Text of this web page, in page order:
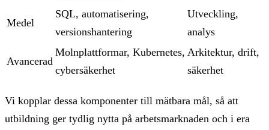
Medel
SQL, automatisering,
versionshantering
Utveckling,
analys
Avancerad
Molnplattformar, Kubernetes,
cybersäkerhet
Arkitektur, drift,
säkerhet
Vi kopplar dessa komponenter till mätbara mål, så att
utbildning ger tydlig nytta på arbetsmarknaden och i era